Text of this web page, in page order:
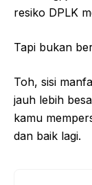
resiko DPLK
Tapi bukan
Toh, sisi
jauh lebih
kamu
dan baik lagi.